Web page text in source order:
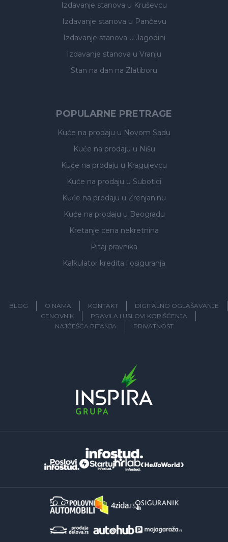
Izdavanje stanova u Kruševcu
Izdavanje stanova u Pančevu
Izdavanje stanova u Jagodini
Izdavanje stanova u Vranju
Stan na dan na Zlatiboru
POPULARNE PRETRAGE
Kuće na prodaju u Novom Sadu
Kuće na prodaju u Nišu
Kuće na prodaju u Kragujevcu
Kuće na prodaju u Subotici
Kuće na prodaju u Zrenjaninu
Kuće na prodaju u Beogradu
Kretanje cena nekretnina
Pitaj pravnika
Kalkulator kredita i osiguranja
BLOG O NAMA KONTAKT
DIGITALNO OGLAŠAVANJE
CENOVNIK
PRAVILA I USLOVI KORIŠĆENJA
NAJČEŠĆA PITANJA
PRIVATNOST